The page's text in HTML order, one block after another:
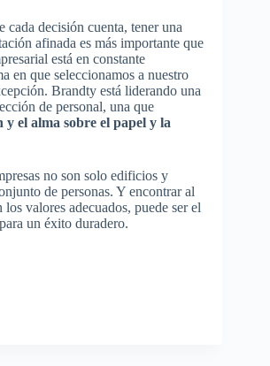
cada decisión cuenta, tener una
afinada es más importante que
está en constante
en que seleccionamos a nuestro
Brandty está liderando una
de personal, una que
el alma sobre el papel y la
no son solo edificios y
de personas. Y encontrar al
valores adecuados, puede ser el
un éxito duradero.